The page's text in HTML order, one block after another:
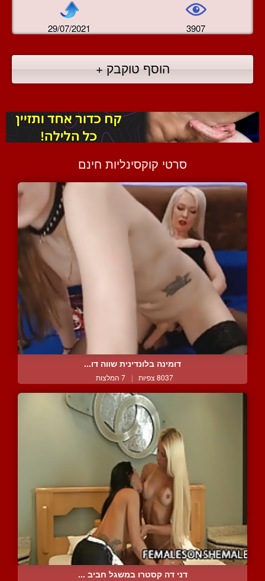
29/07/2021 3907
הוסף טוקבק +
סרטי קוקסינליות חינם
דומינה בלונדינית שווה דו...
8037 צפיות | 7 המלצות
דני דה קסטרו במשגל חביב ...